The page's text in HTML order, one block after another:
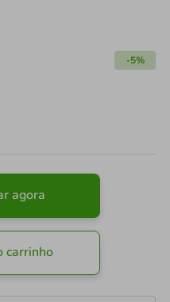
-5%
agora
carrinho